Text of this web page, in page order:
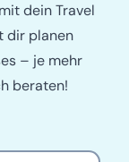
dein Travel
dir planen
– je mehr
beraten!